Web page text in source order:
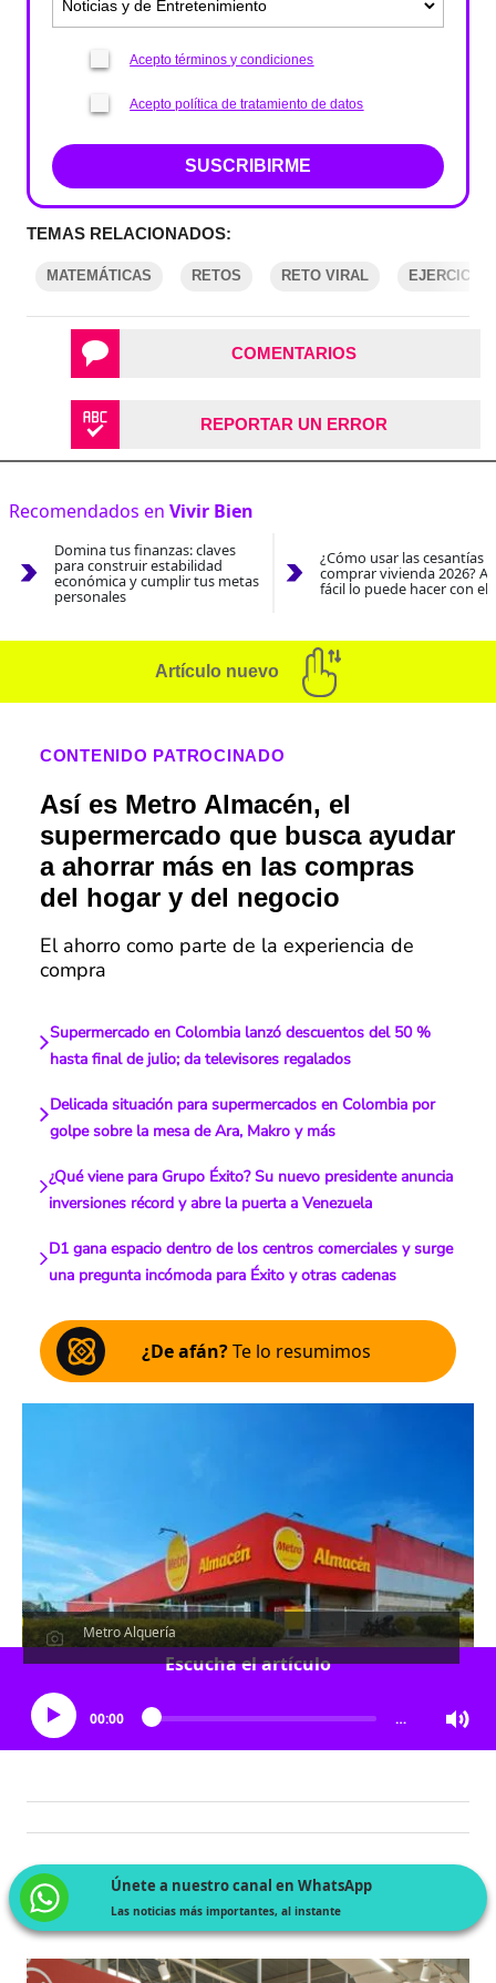
Acepto términos y condiciones
Acepto política de tratamiento de datos
SUSCRIBIRME
TEMAS RELACIONADOS:
MATEMÁTICAS RETOS RETO VIRAL EJERCICIO
COMENTARIOS
REPORTAR UN ERROR
Recomendados en Vivir Bien
Domina tus finanzas: claves
para construir estabilidad
económica y cumplir tus metas
personales
¿Cómo usar las cesantías
comprar vivienda 2026?
fácil lo puede hacer con el
Artículo nuevo
CONTENIDO PATROCINADO
Así es Metro Almacén, el
supermercado que busca ayudar
a ahorrar más en las compras
del hogar y del negocio
El ahorro como parte de la experiencia de
compra
Supermercado en Colombia lanzó descuentos del 50 %
hasta final de julio; da televisores regalados
Delicada situación para supermercados en Colombia por
golpe sobre la mesa de Ara, Makro y más
¿Qué viene para Grupo Éxito? Su nuevo presidente anuncia
inversiones récord y abre la puerta a Venezuela
D1 gana espacio dentro de los centros comerciales y surge
una pregunta incómoda para Éxito y otras cadenas
¿De afán?Te lo resumimos
Metro Alquería
Escucha el artículo
00:00 …
Únete a nuestro canal en WhatsApp
Las noticias más importantes, al instante